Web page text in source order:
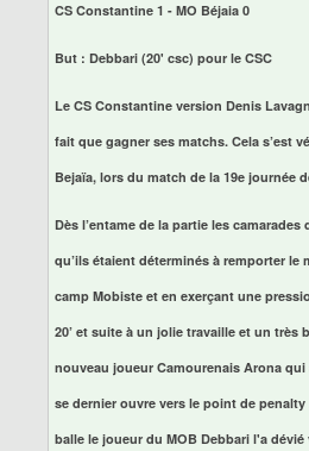
CS Constantine 1 - MO Béjaia 0
But : Debbari (20' csc) pour le CSC
Le CS Constantine version Denis
fait que gagner ses matchs. Cela s’est
Bejaïa, lors du match de la 19e journée
Dès l’entame de la partie les
qu’ils étaient déterminés à remporter le
camp Mobiste et en exerçant une
20’ et suite à un jolie travaille et un très
nouveau joueur Camourenais Arona qui
se dernier ouvre vers le point de
balle le joueur du MOB Debbari l'a